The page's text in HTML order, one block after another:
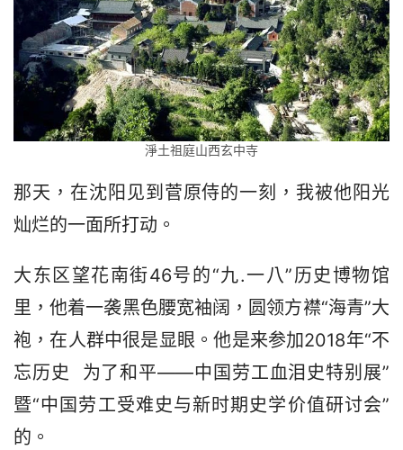
淨土祖庭山西玄中寺
那天，在沈阳见到菅原侍的一刻，我被他阳光
灿烂的一面所打动。
大东区望花南街46号的“九.一八”历史博物馆
里，他着一袭黑色腰宽袖阔，圆领方襟“海青”大
袍，在人群中很是显眼。他是来参加2018年“不
忘历史  为了和平——中国劳工血泪史特别展”
暨“中国劳工受难史与新时期史学价值研讨会”
的。